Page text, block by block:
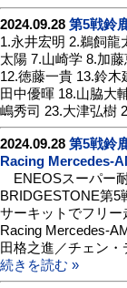
2024.09.28 第5戦鈴
1.永井宏明 2.鵜飼龍
太陽 7.山崎学 8.加
12.徳藤一貴 13.鈴
田中優暉 18.山脇大
嶋秀司 23.大津弘樹
2024.09.28 第5戦鈴
Racing Mercedes-
ENEOSスーパー
BRIDGESTONE第5
サーキットでフリ
Racing Mercedes-
田格之進／チェン
続きを読む »